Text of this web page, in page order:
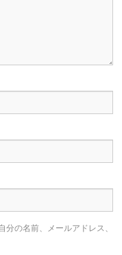
の名前、メールアドレス、